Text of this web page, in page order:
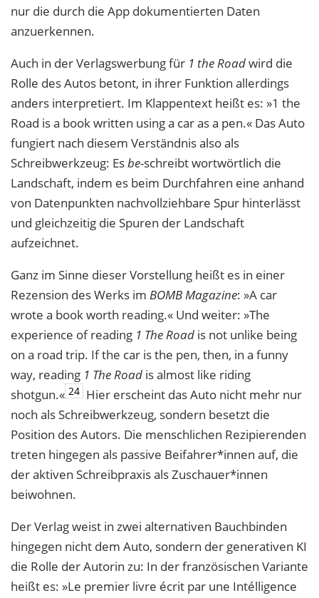
nur die durch die App dokumentierten Daten
anzuerkennen.
Auch in der Verlagswerbung für 1 the Roadwird die
Rolle des Autos betont, in ihrer Funktion allerdings
anders interpretiert. Im Klappentext heißt es: »1 the
Road is a book written using a car as a pen.« Das Auto
fungiert nach diesem Verständnis also als
Schreibwerkzeug: Esbe-schreibt wortwörtlich die
Landschaft, indem es beim Durchfahren eine anhand
von Datenpunkten nachvollziehbare Spur hinterlässt
und gleichzeitig die Spuren der Landschaft
aufzeichnet.
Ganz im Sinne dieser Vorstellung heißt es in einer
Rezension des Werks im BOMB Magazine: »A car
wrote a book worth reading.« Und weiter: »The
experience of reading 1 The Road is not unlike being
on a road trip. If the car is the pen, then, in a funny
way, reading 1 The Road is almost like riding
shotgun.« 24 Hier erscheint das Auto nicht mehr nur
noch als Schreibwerkzeug, sondern besetzt die
Position des Autors. Die menschlichen Rezipierenden
treten hingegen als passive Beifahrer*innen auf, die
der aktiven Schreibpraxis als Zuschauer*innen
beiwohnen.
Der Verlag weist in zwei alternativen Bauchbinden
hingegen nicht dem Auto, sondern der generativen KI
die Rolle der Autorin zu: In der französischen Variante
heißt es: »Le premier livre écrit par une Intélligence